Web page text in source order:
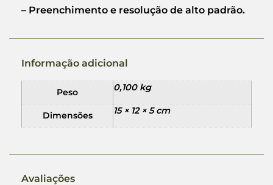
– Preenchimento e resolução de alto padrão.
Informação adicional
Peso 0,100 kg
Dimensões 15 × 12 × 5 cm
Avaliações